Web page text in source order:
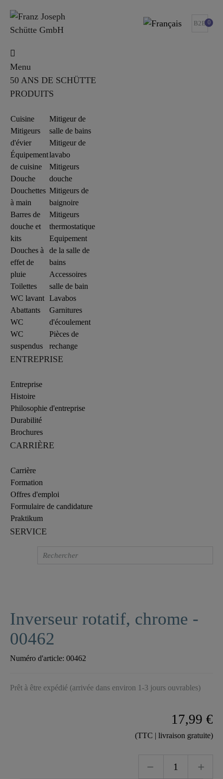
B2B 0
Menu
50 ANS DE SCHÜTTE
PRODUITS
Cuisine
Mitigeurs
d'évier
Équipement
de cuisine
Douche
Douchettes
à main
Barres de
douche et
kits
Douches à
effet de
pluie
Toilettes
WC lavant
Abattants
WC
WC
suspendus
Mitigeur de
salle de bains
Mitigeur de
lavabo
Mitigeurs
douche
Mitigeurs de
baignoire
Mitigeurs
thermostatique
Equipement
de la salle de
bains
Accessoires
salle de bain
Lavabos
Garnitures
d'écoulement
Pièces de
rechange
ENTREPRISE
Entreprise
Histoire
Philosophie d'entreprise
Durabilité
Brochures
CARRIÈRE
Carrière
Formation
Offres d'emploi
Formulaire de candidature
Praktikum
SERVICE
Inverseur rotatif, chrome -
00462
Numéro d'article: 00462
Prêt à être expédié (arrivée dans environ 1-3 jours ouvrables)
17,99 €
(TTC | livraison gratuite)